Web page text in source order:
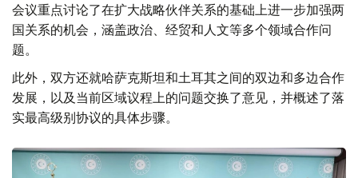
会议重点讨论了在扩大战略伙伴关系的基础上进一步加强两
国关系的机会，涵盖政治、经贸和人文等多个领域合作问
题。
此外，双方还就哈萨克斯坦和土耳其之间的双边和多边合作
发展，以及当前区域议程上的问题交换了意见，并概述了落
实最高级别协议的具体步骤。